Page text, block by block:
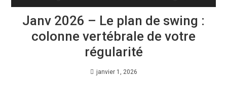
Janv 2026 – Le plan de swing :
colonne vertébrale de votre
régularité
janvier 1, 2026